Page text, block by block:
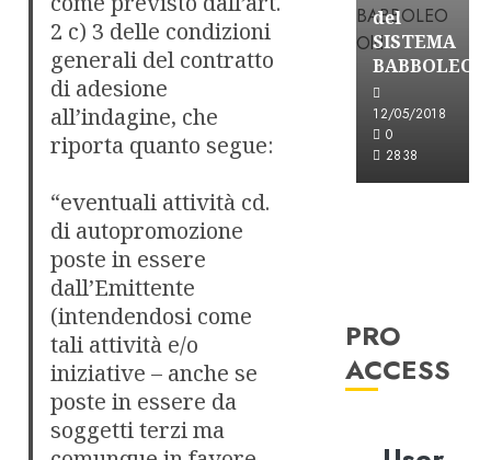
2 c) 3 delle condizioni
generali del contratto
di adesione
all’indagine, che
riporta quanto segue:
“eventuali attività cd.
di autopromozione
poste in essere
dall’Emittente
(intendendosi come
tali attività e/o
iniziative – anche se
poste in essere da
soggetti terzi ma
del
SISTEMA
BABBOLEO
12/05/2018
0
2838
PRO
ACCESS